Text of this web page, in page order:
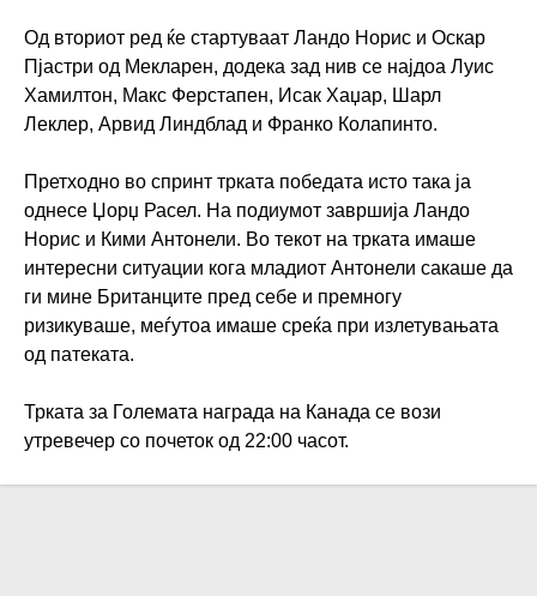
Од вториот ред ќе стартуваат Ландо Норис и Оскар
Пјастри од Мекларен, додека зад нив се најдоа Луис
Хамилтон, Макс Ферстапен, Исак Хаџар, Шарл
Леклер, Арвид Линдблад и Франко Колапинто.
Претходно во спринт трката победата исто така ја
однесе Џорџ Расел. На подиумот завршија Ландо
Норис и Кими Антонели. Во текот на трката имаше
интересни ситуации кога младиот Антонели сакаше да
ги мине Британците пред себе и премногу
ризикуваше, меѓутоа имаше среќа при излетувањата
од патеката.
Трката за Големата награда на Канада се вози
утревечер со почеток од 22:00 часот.